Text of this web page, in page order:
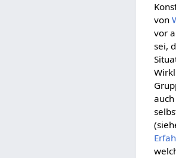
von
vor
sei,